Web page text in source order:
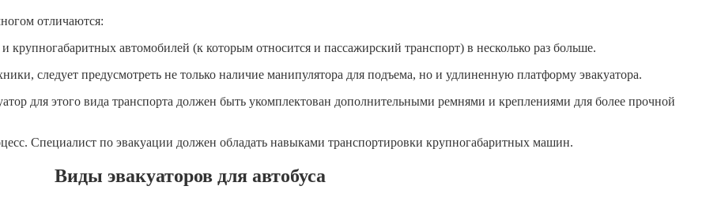
отличаются:
крупногабаритных автомобилей (к которым относится и пассажирский транспорт) в несколько раз больше.
следует предусмотреть не только наличие манипулятора для подъема, но и удлиненную платформу эвакуатора.
для этого вида транспорта должен быть укомплектован дополнительными ремнями и креплениями для более прочной
Специалист по эвакуации должен обладать навыками транспортировки крупногабаритных машин.
Виды эвакуаторов для автобуса